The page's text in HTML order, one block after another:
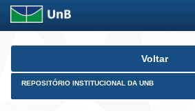
Skip
Voltar
REPOSITÓRIO INSTITUCIONAL DA UNB